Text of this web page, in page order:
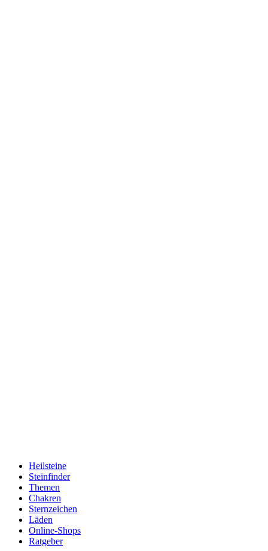
Heilsteine
Steinfinder
Themen
Chakren
Sternzeichen
Läden
Online-Shops
Ratgeber